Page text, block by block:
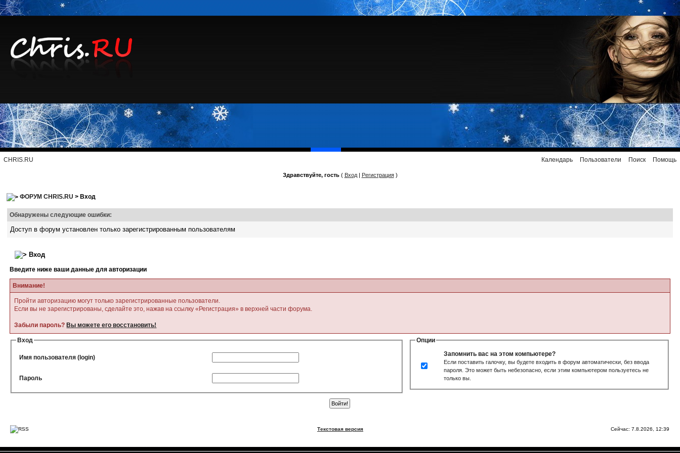
CHRIS.RU Помощь
Поиск
Пользователи
Календарь
Здравствуйте, гость( Вход| Регистрация)
ФОРУМ CHRIS.RU > Вход
Обнаружены следующие ошибки:
Доступ в форум установлен только зарегистрированным пользователям
Вход
Введите ниже ваши данные для авторизации
Внимание!
Пройти авторизацию могут только зарегистрированные пользователи.
Если вы не зарегистрированы, сделайте это, нажав на ссылку «Регистрация» в верхней части форума.
Забыли пароль? Вы можете его восстановить!
Вход
Имя пользователя (login)
Пароль
Опции
Запомнить вас на этом компьютере?
Если поставить галочку, вы будете входить в форум автоматически, без ввода
пароля. Это может быть небезопасно, если этим компьютером пользуетесь не
только вы.
Текстовая версия Сейчас: 7.8.2026, 12:39